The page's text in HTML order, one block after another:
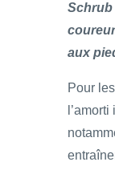
Schrub
aux
Pour